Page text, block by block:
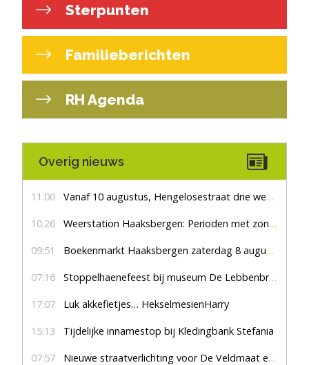
Sterpunten
Familieberichten
RH Agenda
Overig nieuws
11:00 Vanaf 10 augustus, Hengelosestraat drie weken dicht voor doorgaand verkeer
10:26 Weerstation Haaksbergen: Perioden met zon en droog
09:51 Boekenmarkt Haaksbergen zaterdag 8 augustus, marktplein Haaksbergen
07:16 Stoppelhaenefeest bij museum De Lebbenbrugge
17:07 Luk akkefietjes… HekselmesienHarry
15:13 Tijdelijke innamestop bij Kledingbank Stefania
07:57 Nieuwe straatverlichting voor De Veldmaat en De Pas